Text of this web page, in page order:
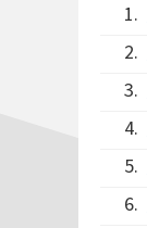
1.
2.
3.
4.
5.
6.